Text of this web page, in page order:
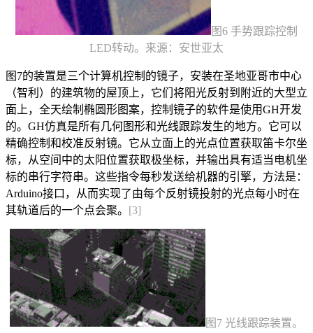
图6 手势跟踪控制
LED转动。来源：安世亚太
图7的装置是三个计算机控制的镜子，安装在圣地亚哥市中心
（智利）的建筑物的屋顶上，它们将阳光反射到附近的大型立
面上，全天绘制椭圆形图案，控制镜子的软件是使用GH开发
的。GH仿真是所有几何图形和光线跟踪发生的地方。它可以
精确控制和校准反射镜。它从立面上的光点位置获取笛卡尔坐
标，从空间中的太阳位置获取极坐标，并输出具有适当电机坐
标的串行字符串。这些指令每秒发送给机器的引擎，方法是：
Arduino接口，从而实现了由每个反射镜投射的光点每小时在
其轨道后的一个点会聚。 [3]
图7 光线跟踪装置。